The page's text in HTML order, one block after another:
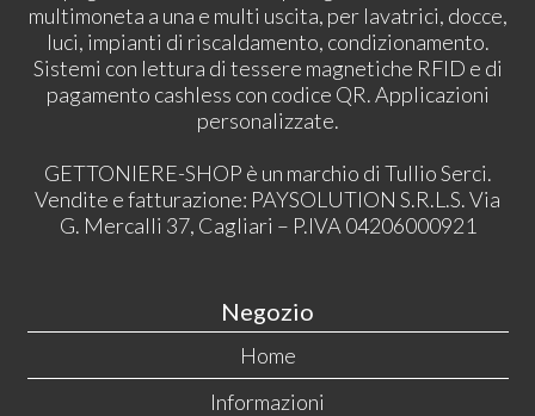
multimoneta a una e multi uscita, per lavatrici, docce,
luci, impianti di riscaldamento, condizionamento.
Sistemi con lettura di tessere magnetiche RFID e di
pagamento cashless con codice QR. Applicazioni
personalizzate.
GETTONIERE-SHOP è un marchio di Tullio Serci.
Vendite e fatturazione: PAYSOLUTION S.R.L.S. Via
G. Mercalli 37, Cagliari – P.IVA 04206000921
Negozio
Home
Informazioni